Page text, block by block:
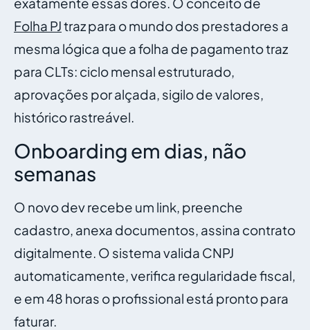
Folha PJtraz para o mundo dos prestadores a
mesma lógica que a folha de pagamento traz
para CLTs: ciclo mensal estruturado,
aprovações por alçada, sigilo de valores,
histórico rastreável.
Onboarding em dias, não
semanas
O novo dev recebe um link, preenche
cadastro, anexa documentos, assina contrato
digitalmente. O sistema valida CNPJ
automaticamente, verifica regularidade fiscal,
e em 48 horas o profissional está pronto para
faturar.